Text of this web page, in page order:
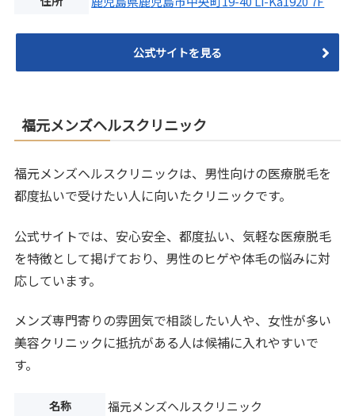
公式サイトを見る
福元メンズヘルスクリニック
福元メンズヘルスクリニックは、男性向けの医療脱毛を
都度払いで受けたい人に向いたクリニックです。
公式サイトでは、安心安全、都度払い、気軽な医療脱毛
を特徴として掲げており、男性のヒゲや体毛の悩みに対
応しています。
メンズ専門寄りの雰囲気で相談したい人や、女性が多い
美容クリニックに抵抗がある人は候補に入れやすいで
す。
名称 福元メンズヘルスクリニック